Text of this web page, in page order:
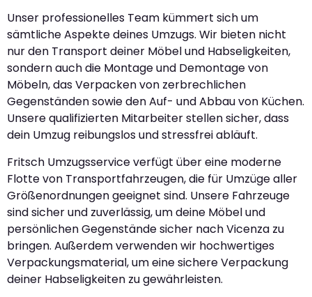
Unser professionelles Team kümmert sich um
sämtliche Aspekte deines Umzugs. Wir bieten nicht
nur den Transport deiner Möbel und Habseligkeiten,
sondern auch die Montage und Demontage von
Möbeln, das Verpacken von zerbrechlichen
Gegenständen sowie den Auf- und Abbau von Küchen.
Unsere qualifizierten Mitarbeiter stellen sicher, dass
dein Umzug reibungslos und stressfrei abläuft.
Fritsch Umzugsservice verfügt über eine moderne
Flotte von Transportfahrzeugen, die für Umzüge aller
Größenordnungen geeignet sind. Unsere Fahrzeuge
sind sicher und zuverlässig, um deine Möbel und
persönlichen Gegenstände sicher nach Vicenza zu
bringen. Außerdem verwenden wir hochwertiges
Verpackungsmaterial, um eine sichere Verpackung
deiner Habseligkeiten zu gewährleisten.